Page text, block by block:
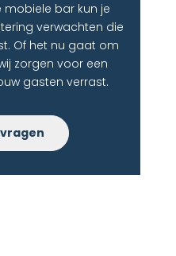
bar kun je
verwachten die
Of het nu gaat om
zorgen voor een
gasten verrast.